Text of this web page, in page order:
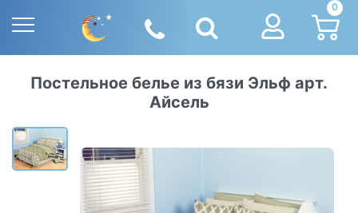
0
Постельное белье из бязи Эльф арт.
Айсель